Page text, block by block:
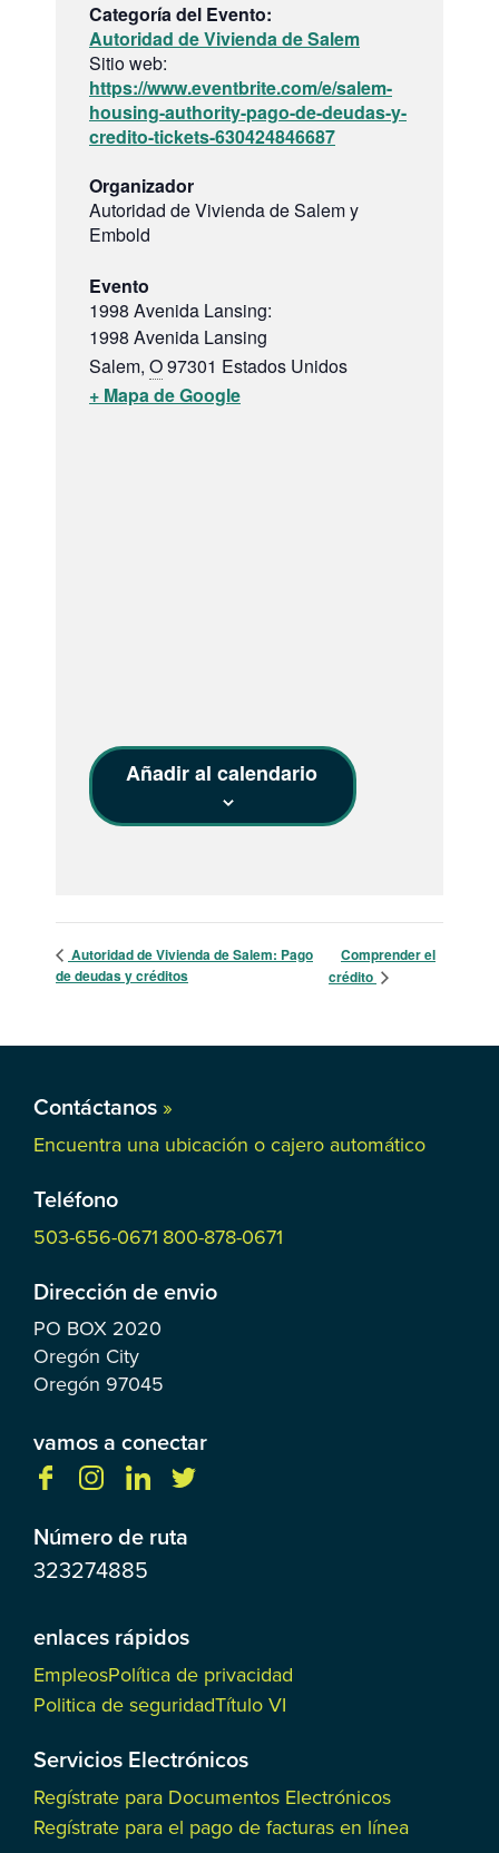
Categoría del Evento:
Autoridad de Vivienda de Salem
Sitio web:
https://www.eventbrite.com/e/salem-
housing-authority-pago-de-deudas-y-
credito-tickets-630424846687
Organizador
Autoridad de Vivienda de Salem y
Embold
Evento
1998 Avenida Lansing:
1998 Avenida Lansing
Salem, O97301 Estados Unidos
+ Mapa de Google
Añadir al calendario
Autoridad de Vivienda de Salem: Pago
de deudas y créditos
Comprender el
crédito
Contáctanos »
Encuentra una ubicación o cajero automático
Teléfono
503-656-0671 800-878-0671
Dirección de envio
PO BOX 2020
Oregón City
Oregón 97045
vamos a conectar
Número de ruta
323274885
enlaces rápidos
EmpleosPolítica de privacidad
Politica de seguridadTítulo VI
Servicios Electrónicos
Regístrate para Documentos Electrónicos
Regístrate para el pago de facturas en línea